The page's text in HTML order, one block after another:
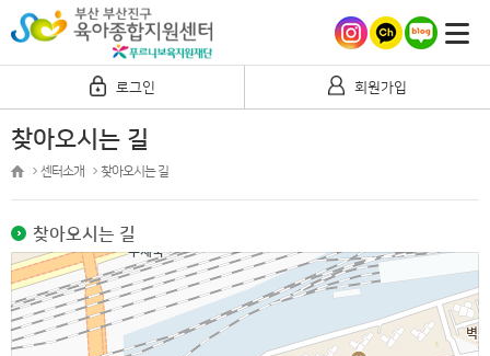
로그인 회원가입
찾아오시는 길
센터소개 찾아오시는 길
찾아오시는 길